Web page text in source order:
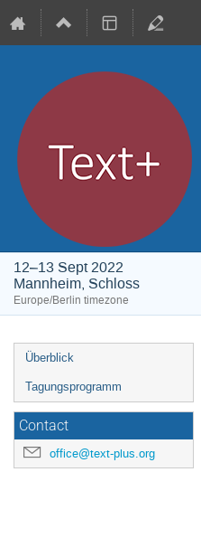
12–13 Sept 2022
Mannheim, Schloss
Europe/Berlin timezone
Event
menu
Überblick
Tagungsprogramm
Contact
office@text-plus.org